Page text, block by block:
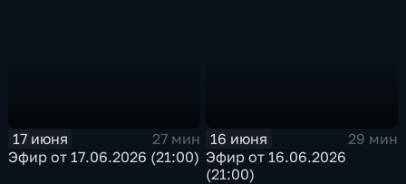
17 июня
27 мин
Эфир от 17.06.2026 (21:00)
16 июня
29 мин
Эфир от 16.06.2026
(21:00)